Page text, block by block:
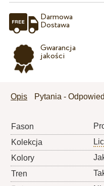
Darmowa
Dostawa
Gwarancja
jakości
Opis Pytania -
Fason
Kolekcja
Kolory
Tren